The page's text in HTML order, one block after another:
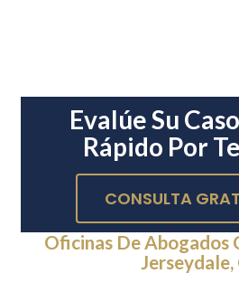
Evalúe Su
Rápido Por
CONSULTA
Oficinas De Abogados
Jerseydale,